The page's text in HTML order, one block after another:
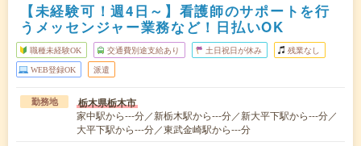
【未経験可！週4日～】看護師のサポートを行
うメッセンジャー業務など！日払いOK
職種未経験OK 交通費別途支給あり 土日祝日が休み 残業なし
WEB登録OK 派遣
勤務地 栃木県栃木市
家中駅から---分／新栃木駅から---分／新大平下駅から---分／
大平下駅から---分／東武金崎駅から---分